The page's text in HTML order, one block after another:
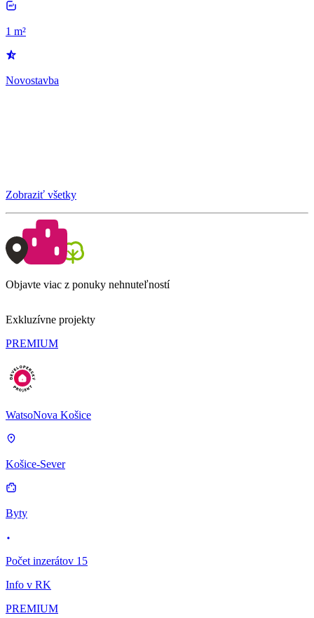
1 m²
Novostavba
Zobraziť všetky
Objavte viac z ponuky nehnuteľností
Exkluzívne projekty
PREMIUM
WatsoNova Košice
Košice-Sever
Byty
Počet inzerátov 15
Info v RK
PREMIUM